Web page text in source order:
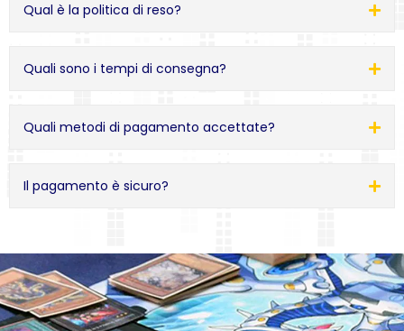
Qual è la politica di reso?
Quali sono i tempi di consegna?
Quali metodi di pagamento accettate?
Il pagamento è sicuro?